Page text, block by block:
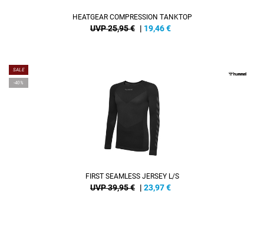
HEATGEAR COMPRESSION TANKTOP
UVP 25,95 € | 19,46€
SALE
-40%
FIRST SEAMLESS JERSEY L/S
UVP 39,95 € | 23,97€